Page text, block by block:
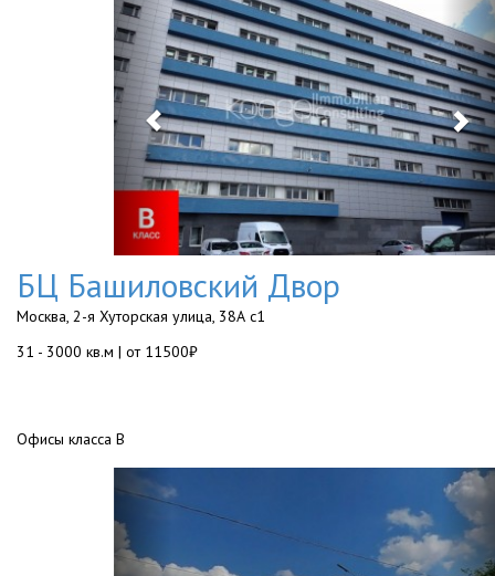
БЦ Башиловский Двор
Москва, 2-я Хуторская улица, 38А с1
31 - 3000 кв.м | от 11500₽
Офисы класса B
Previous